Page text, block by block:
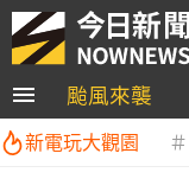
颱風來襲
新電玩大觀園